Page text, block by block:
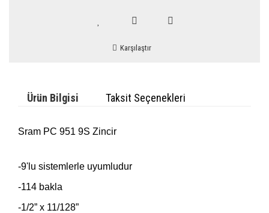
Karşılaştır
Ürün Bilgisi Taksit Seçenekleri
Sram PC 951 9S Zincir
-9'lu sistemlerle uyumludur
-114 bakla
-1/2” x 11/128”